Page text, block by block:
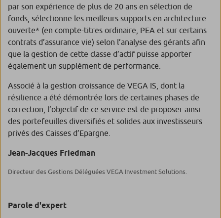
par son expérience de plus de 20 ans en sélection de
fonds, sélectionne les meilleurs supports en architecture
ouverte* (en compte-titres ordinaire, PEA et sur certains
contrats d’assurance vie) selon l’analyse des gérants afin
que la gestion de cette classe d’actif puisse apporter
également un supplément de performance.
Associé à la gestion croissance de VEGA IS, dont la
résilience a été démontrée lors de certaines phases de
correction, l’objectif de ce service est de proposer ainsi
des portefeuilles diversifiés et solides aux investisseurs
privés des Caisses d’Epargne.
Jean-Jacques Friedman
Directeur des Gestions Déléguées VEGA Investment Solutions.
Parole d'expert